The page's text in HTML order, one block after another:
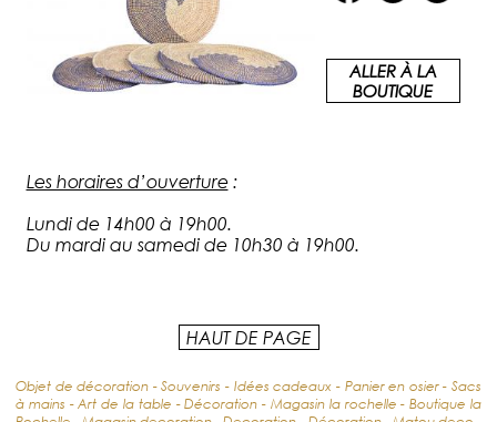
ALLER À LA
BOUTIQUE
Les horaires d’ouverture:
Lundi de 14h00 à 19h00.
Du mardi au samedi de 10h30 à 19h00.
HAUT DE PAGE
Objet de décoration - Souvenirs - Idées cadeaux - Panier en osier - Sacs
à mains - Art de la table - Décoration - Magasin la rochelle - Boutique la